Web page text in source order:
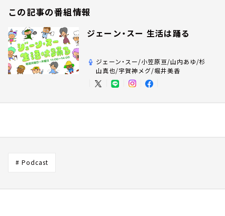
この記事の番組情報
ジェーン・スー 生活は踊る
ジェーン・スー/小笠原亘/山内あゆ/杉
山真也/宇賀神メグ/堀井美香
# Podcast